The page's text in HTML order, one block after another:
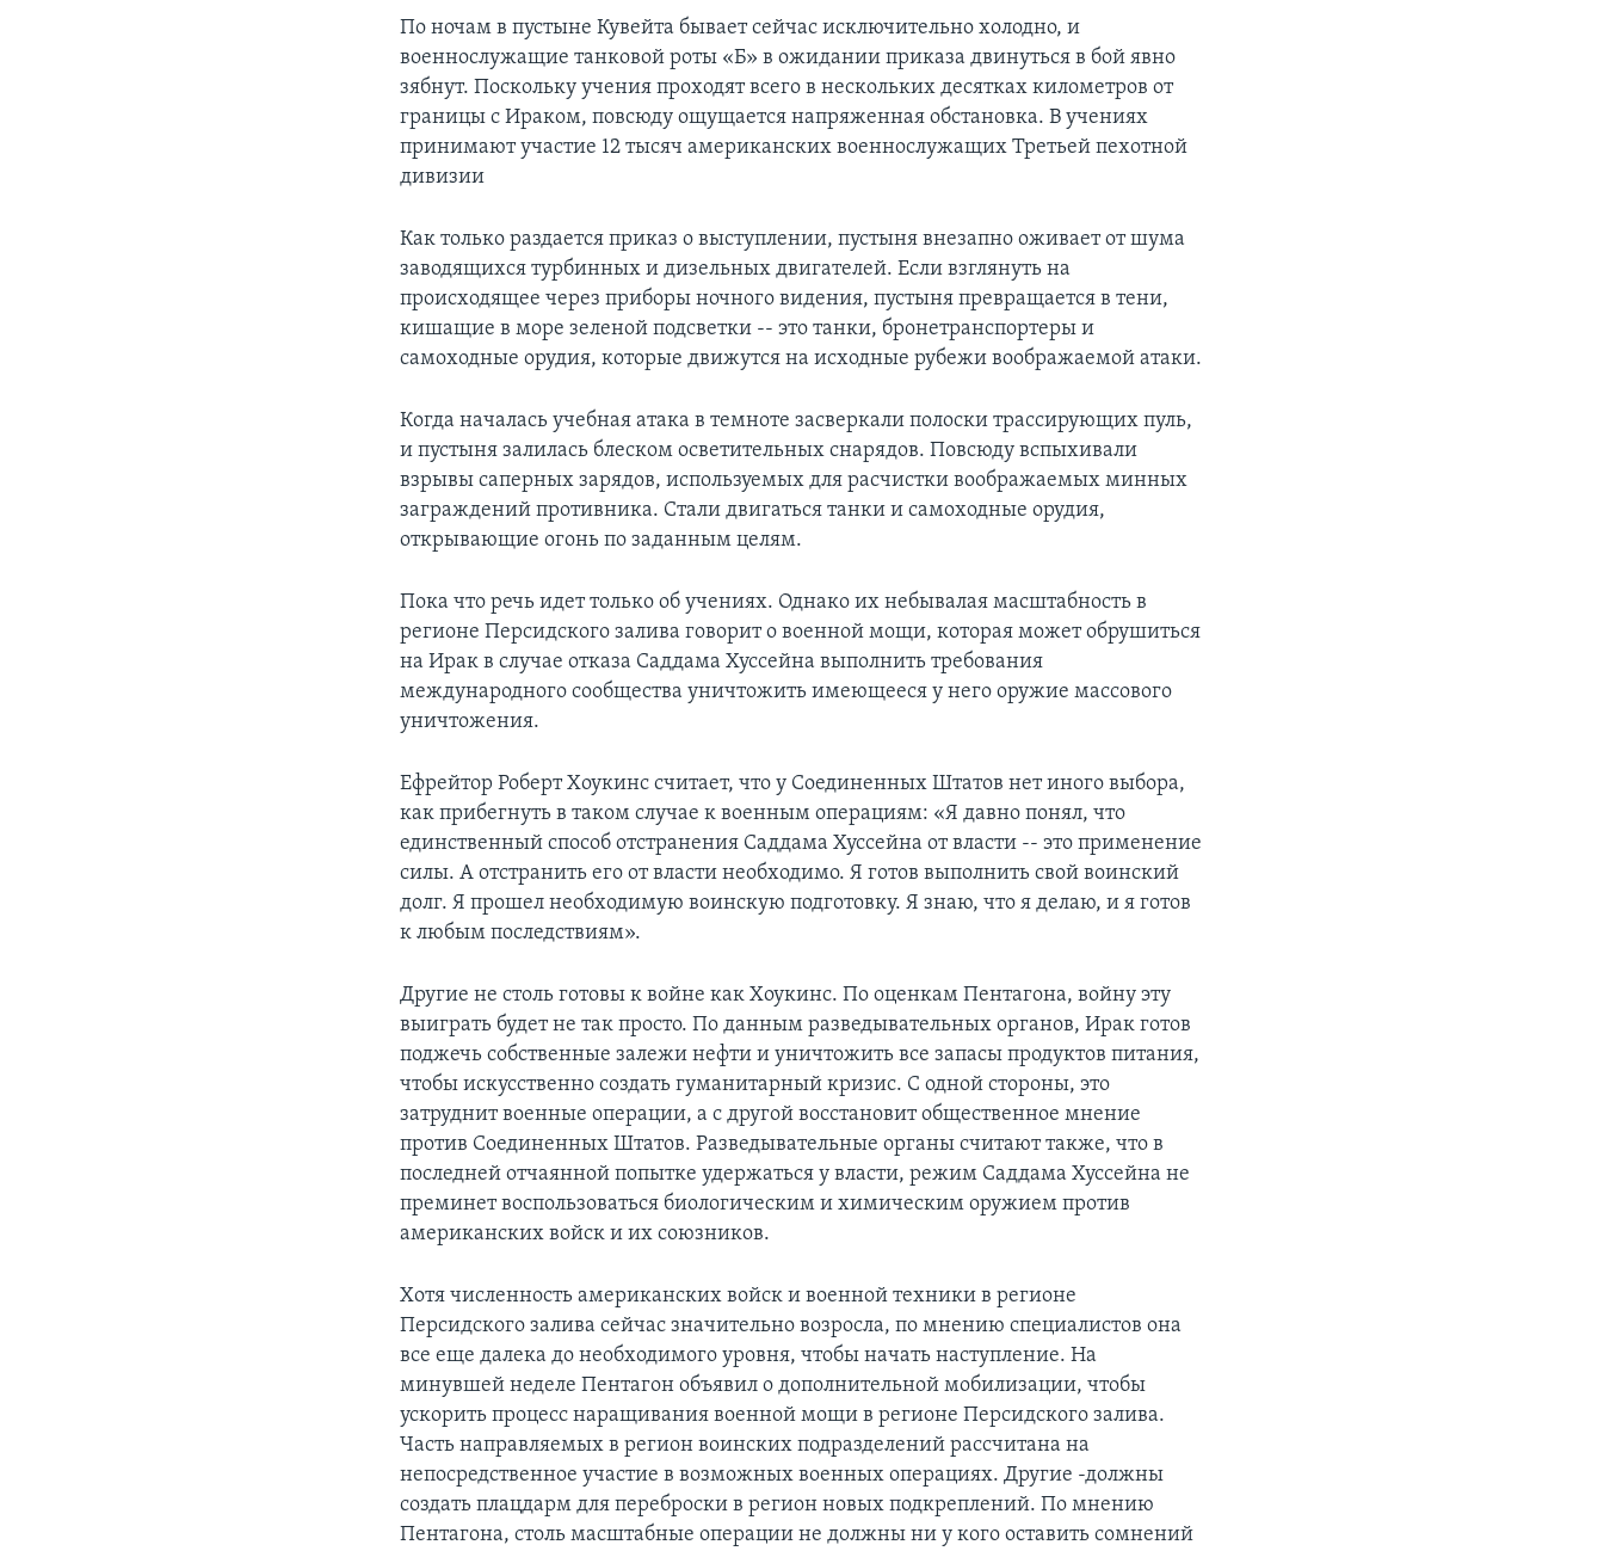
По ночам в пустыне Кувейта бывает сейчас исключительно холодно, и
военнослужащие танковой роты «Б» в ожидании приказа двинуться в бой явно
зябнут. Поскольку учения проходят всего в нескольких десятках километров от
границы с Ираком, повсюду ощущается напряженная обстановка. В учениях
принимают участие 12 тысяч американских военнослужащих Третьей пехотной
дивизии
Как только раздается приказ о выступлении, пустыня внезапно оживает от шума
заводящихся турбинных и дизельных двигателей. Если взглянуть на
происходящее через приборы ночного видения, пустыня превращается в тени,
кишащие в море зеленой подсветки -- это танки, бронетранспортеры и
самоходные орудия, которые движутся на исходные рубежи воображаемой атаки.
Когда началась учебная атака в темноте засверкали полоски трассирующих пуль,
и пустыня залилась блеском осветительных снарядов. Повсюду вспыхивали
взрывы саперных зарядов, используемых для расчистки воображаемых минных
заграждений противника. Стали двигаться танки и самоходные орудия,
открывающие огонь по заданным целям.
Пока что речь идет только об учениях. Однако их небывалая масштабность в
регионе Персидского залива говорит о военной мощи, которая может обрушиться
на Ирак в случае отказа Саддама Хуссейна выполнить требования
международного сообщества уничтожить имеющееся у него оружие массового
уничтожения.
Ефрейтор Роберт Хоукинс считает, что у Соединенных Штатов нет иного выбора,
как прибегнуть в таком случае к военным операциям: «Я давно понял, что
единственный способ отстранения Саддама Хуссейна от власти -- это применение
силы. А отстранить его от власти необходимо. Я готов выполнить свой воинский
долг. Я прошел необходимую воинскую подготовку. Я знаю, что я делаю, и я готов
к любым последствиям».
Другие не столь готовы к войне как Хоукинс. По оценкам Пентагона, войну эту
выиграть будет не так просто. По данным разведывательных органов, Ирак готов
поджечь собственные залежи нефти и уничтожить все запасы продуктов питания,
чтобы искусственно создать гуманитарный кризис. С одной стороны, это
затруднит военные операции, а с другой восстановит общественное мнение
против Соединенных Штатов. Разведывательные органы считают также, что в
последней отчаянной попытке удержаться у власти, режим Саддама Хуссейна не
преминет воспользоваться биологическим и химическим оружием против
американских войск и их союзников.
Хотя численность американских войск и военной техники в регионе
Персидского залива сейчас значительно возросла, по мнению специалистов она
все еще далека до необходимого уровня, чтобы начать наступление. На
минувшей неделе Пентагон объявил о дополнительной мобилизации, чтобы
ускорить процесс наращивания военной мощи в регионе Персидского залива.
Часть направляемых в регион воинских подразделений рассчитана на
непосредственное участие в возможных военных операциях. Другие -должны
создать плацдарм для переброски в регион новых подкреплений. По мнению
Пентагона, столь масштабные операции не должны ни у кого оставить сомнений